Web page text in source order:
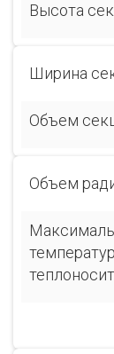
Высота
Ширина
Объем
Объем